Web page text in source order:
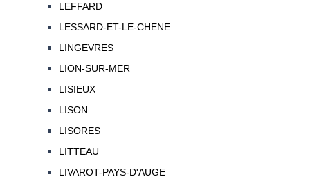
LEFFARD
LESSARD-ET-LE-CHENE
LINGEVRES
LION-SUR-MER
LISIEUX
LISON
LISORES
LITTEAU
LIVAROT-PAYS-D'AUGE